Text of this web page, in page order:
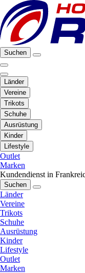
Suchen
Länder
Vereine
Trikots
Schuhe
Ausrüstung
Kinder
Lifestyle
Outlet
Marken
Kundendienst in
Suchen
Länder
Vereine
Trikots
Schuhe
Ausrüstung
Kinder
Lifestyle
Outlet
Marken